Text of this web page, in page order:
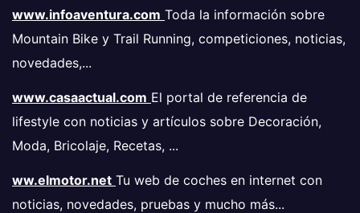
www.infoaventura.com Toda la información sobre
Mountain Bike y Trail Running, competiciones, noticias,
novedades,...
www.casaactual.com El portal de referencia de
lifestyle con noticias y artículos sobre Decoración,
Moda, Bricolaje, Recetas, ...
ww.elmotor.net Tu web de coches en internet con
noticias, novedades, pruebas y mucho más...